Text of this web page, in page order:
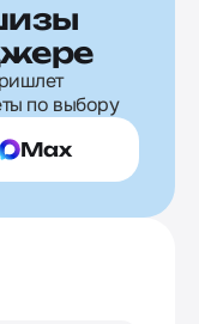
по выбору
Max